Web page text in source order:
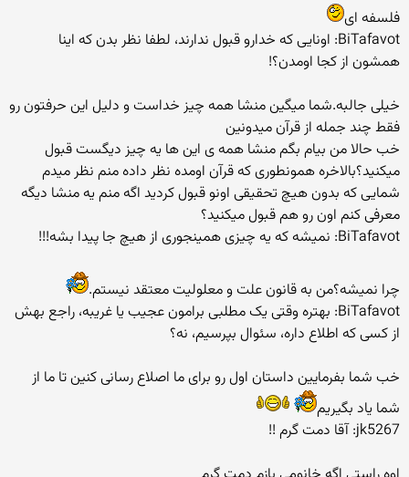
فلسفه ای
BiTafavot: اونایی که خدارو قبول ندارند، لطفا نظر بدن که اینا
همشون از کجا اومدن؟!
خیلی جالبه.شما میگین منشا همه چیز خداست و دلیل این حرفتون رو
فقط چند جمله از قرآن میدونین
خب حالا من بیام بگم منشا همه ی این ها یه چیز دیگست قبول
میکنید؟بالاخره همونطوری که قرآن اومده نظر داده منم نظر میدم
شمایی که بدون هیچ تحقیقی اونو قبول کردید اگه منم یه منشا دیگه
معرفی کنم اون رو هم قبول میکنید؟
BiTafavot: نمیشه که یه چیزی همینجوری از هیچ جا پیدا بشه!!!
چرا نمیشه؟من به قانون علت و معلولیت معتقد نیستم.
BiTafavot: بهتره وقتی یک مطلبی برامون عجیب یا غریبه، راجع بهش
از کسی که اطلاع داره، سئوال بپرسیم، نه؟
خب شما بفرمایین داستان اول رو برای ما اصلاع رسانی کنین تا ما از
شما یاد بگیریم
jk5267: آقا دمت گرم !!